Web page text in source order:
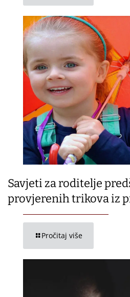
Savjeti za roditelje
provjerenih trikova iz
Pročitaj više